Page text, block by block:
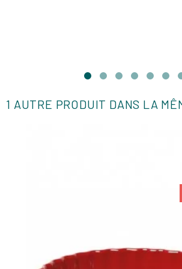
1 AUTRE PRODUIT DANS LA